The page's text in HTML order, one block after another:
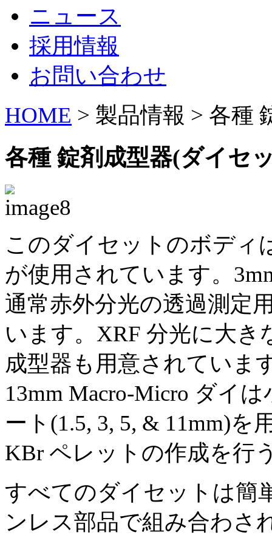
ニュース
採用情報
お問い合わせ
HOME > 製品情報 > 各種
各種 錠剤成型器(ダイセ
このダイセットのボディ
が使用されています。
通常赤外分光の透過測定
います。XRF 分光に大き
成型器も用意されていま
13mm Macro-Micro ダイ
ート(1.5, 3, 5, & 11mm)
KBr ペレットの作成を行
すべてのダイセットは簡
ンレス部品で組み合わさ